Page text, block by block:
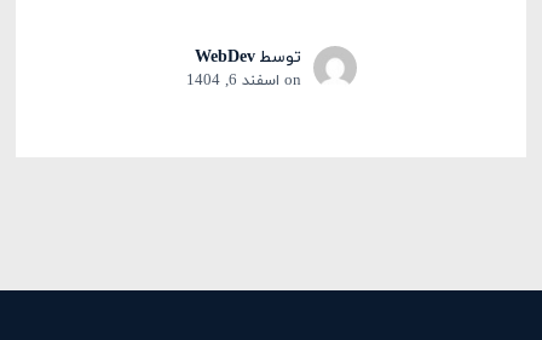
توسطWebDev
on اسفند 6, 1404